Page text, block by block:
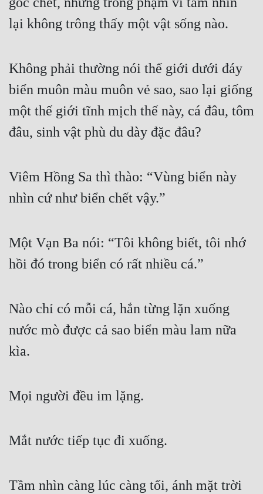
lại không trông thấy một vật sống nào.
Không phải thường nói thế giới dưới đáy
biển muôn màu muôn vẻ sao, sao lại giống
một thế giới tĩnh mịch thế này, cá đâu, tôm
đâu, sinh vật phù du dày đặc đâu?
Viêm Hồng Sa thì thào: “Vùng biển này
nhìn cứ như biển chết vậy.”
Một Vạn Ba nói: “Tôi không biết, tôi nhớ
hồi đó trong biển có rất nhiều cá.”
Nào chỉ có mỗi cá, hắn từng lặn xuống
nước mò được cả sao biển màu lam nữa
kìa.
Mọi người đều im lặng.
Mắt nước tiếp tục đi xuống.
Tầm nhìn càng lúc càng tối, ánh mặt trời